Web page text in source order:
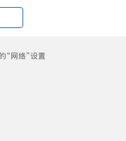
“网络”设置